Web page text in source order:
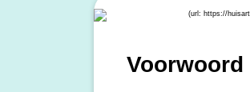
Voorwoord